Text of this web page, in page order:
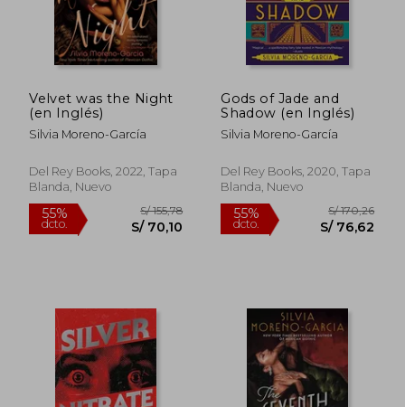
55%
dcto. S/ 95,91
55%
dcto.
Velvet was the Night
(en Inglés)
Silvia Moreno-García
Del Rey Books, 2022, Tapa
Blanda, Nuevo
Gods of Jade and
Shadow (en Inglés)
Silvia Moreno-García
Del Rey Books, 2020, Tapa
Blanda, Nuevo